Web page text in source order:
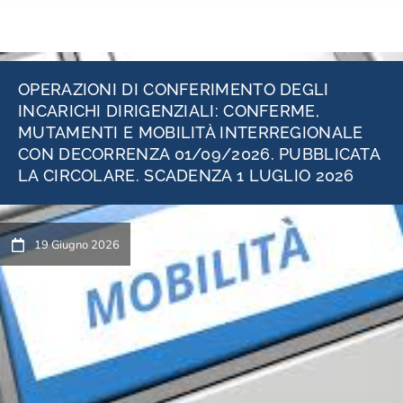
OPERAZIONI DI CONFERIMENTO DEGLI
INCARICHI DIRIGENZIALI: CONFERME,
MUTAMENTI E MOBILITÀ INTERREGIONALE
CON DECORRENZA 01/09/2026. PUBBLICATA
LA CIRCOLARE. SCADENZA 1 LUGLIO 2026
19 Giugno 2026